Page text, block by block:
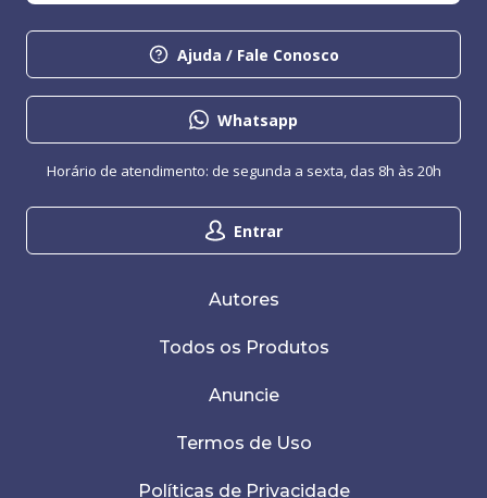
Ajuda / Fale Conosco
Whatsapp
Entrar
Horário de atendimento: de segunda a sexta, das 8h às 20h
Autores
Todos os Produtos
Anuncie
Termos de Uso
Políticas de Privacidade